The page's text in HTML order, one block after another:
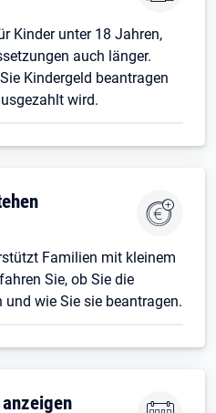
Kinder unter 18 Jahren,
auch länger.
Kindergeld beantragen
wird.
Familien mit kleinem
Sie, ob Sie die
wie Sie sie beantragen.